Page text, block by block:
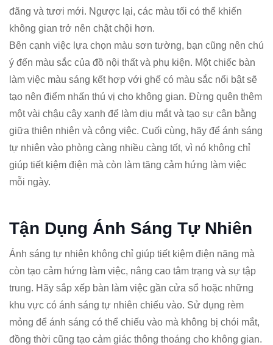
đãng và tươi mới. Ngược lại, các màu tối có thể khiến
không gian trở nên chật chội hơn.
Bên cạnh việc lựa chọn màu sơn tường, bạn cũng nên chú
ý đến màu sắc của đồ nội thất và phụ kiện. Một chiếc bàn
làm việc màu sáng kết hợp với ghế có màu sắc nổi bật sẽ
tạo nên điểm nhấn thú vị cho không gian. Đừng quên thêm
một vài chậu cây xanh để làm dịu mắt và tạo sự cân bằng
giữa thiên nhiên và công việc. Cuối cùng, hãy để ánh sáng
tự nhiên vào phòng càng nhiều càng tốt, vì nó không chỉ
giúp tiết kiệm điện mà còn làm tăng cảm hứng làm việc
mỗi ngày.
Tận Dụng Ánh Sáng Tự Nhiên
Ánh sáng tự nhiên không chỉ giúp tiết kiệm điện năng mà
còn tạo cảm hứng làm việc, nâng cao tâm trạng và sự tập
trung. Hãy sắp xếp bàn làm việc gần cửa sổ hoặc những
khu vực có ánh sáng tự nhiên chiếu vào. Sử dụng rèm
mỏng để ánh sáng có thể chiếu vào mà không bị chói mắt,
đồng thời cũng tạo cảm giác thông thoáng cho không gian.